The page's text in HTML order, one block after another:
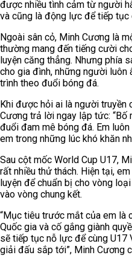
được nhiều tình cảm từ người
và cũng là động lực để tiếp
Ngoài sân cỏ, Minh Cương là
thường mang đến tiếng cười
luyện căng thẳng. Nhưng phía
cho gia đình, những người luôn
trình theo đuổi bóng đá.
Khi được hỏi ai là người truyền
Cương trả lời ngay lập tức:
đuổi đam mê bóng đá. Em
em trong những lúc khó khăn
Sau cột mốc World Cup U17,
rất nhiều thử thách. Hiện tại,
luyện để chuẩn bị cho vòng
vào vòng chung kết.
“Mục tiêu trước mắt của em là
Quốc gia và cố gắng giành
sẽ tiếp tục nỗ lực để cùng U17
giải đấu sắp tới”, Minh Cương